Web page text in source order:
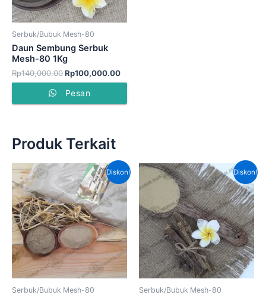
Serbuk/Bubuk Mesh-80
Daun Sembung Serbuk
Mesh-80 1Kg
Rp140,000.00Rp100,000.00
Pesan
Produk Terkait
Diskon!
Serbuk/Bubuk Mesh-80
Harga
aslinya
adalah:
Rp120,000.00.
Harga
saat
ini
adalah:
Rp75,000.00.
Diskon!
Serbuk/Bubuk Mesh-80
Harga
aslinya
adalah:
Rp220,000.00.
saat
ini